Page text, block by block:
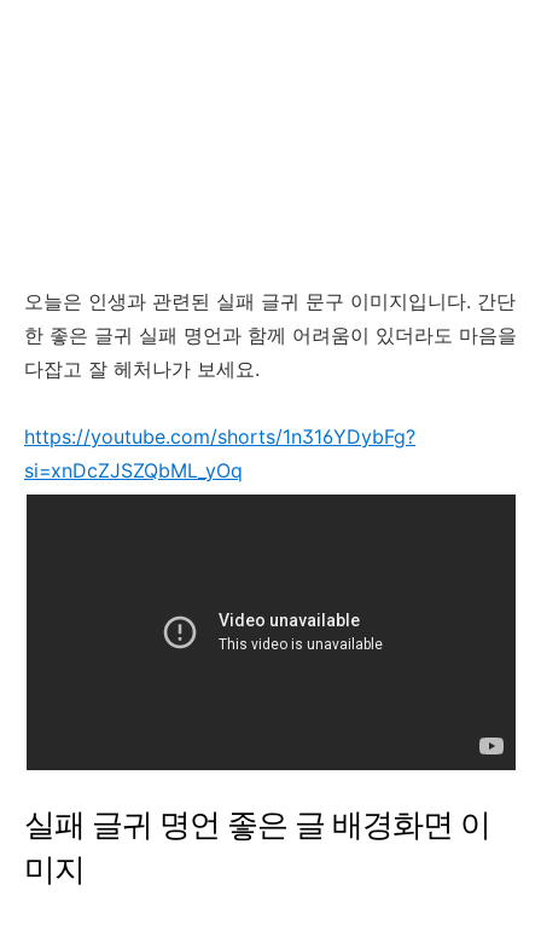
오늘은 인생과 관련된 실패 글귀 문구 이미지입니다. 간단
한 좋은 글귀 실패 명언과 함께 어려움이 있더라도 마음을
다잡고 잘 헤처나가 보세요.
https://youtube.com/shorts/1n316YDybFg?
si=xnDcZJSZQbML_yOq
실패 글귀 명언 좋은 글 배경화면 이
미지